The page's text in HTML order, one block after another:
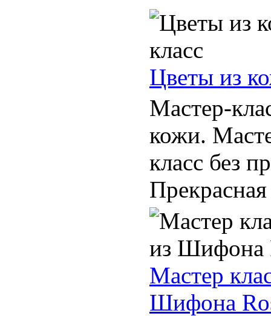
Цветы из
Мастер-
кожи.
класс без
Мастер
Шифона